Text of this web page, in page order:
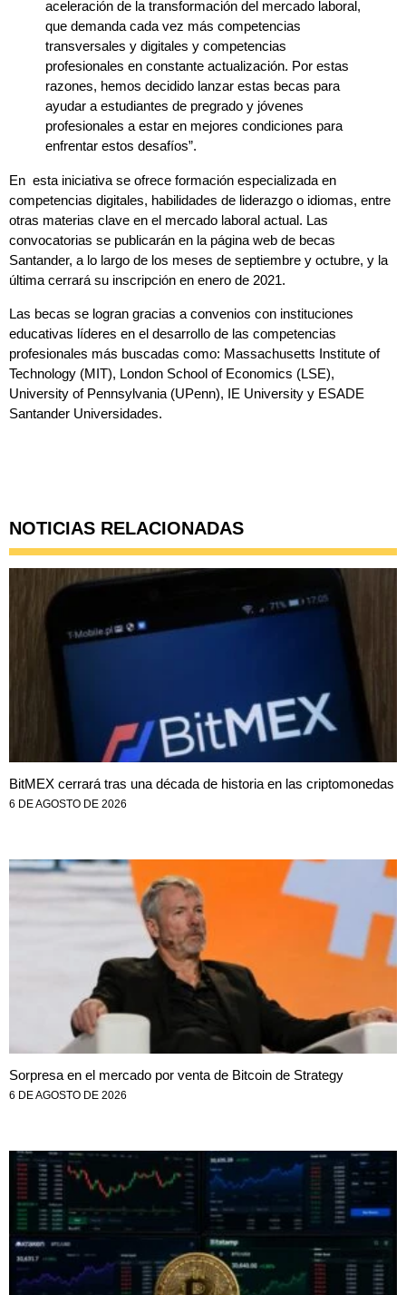
aceleración de la transformación del mercado laboral,
que demanda cada vez más competencias
transversales y digitales y competencias
profesionales en constante actualización. Por estas
razones, hemos decidido lanzar estas becas para
ayudar a estudiantes de pregrado y jóvenes
profesionales a estar en mejores condiciones para
enfrentar estos desafíos”.
En esta iniciativa se ofrece formación especializada en
competencias digitales, habilidades de liderazgo o idiomas, entre
otras materias clave en el mercado laboral actual. Las
convocatorias se publicarán en la página web de becas
Santander, a lo largo de los meses de septiembre y octubre, y la
última cerrará su inscripción en enero de 2021.
Las becas se logran gracias a convenios con instituciones
educativas líderes en el desarrollo de las competencias
profesionales más buscadas como: Massachusetts Institute of
Technology (MIT), London School of Economics (LSE),
University of Pennsylvania (UPenn), IE University y ESADE
Santander Universidades.
NOTICIAS RELACIONADAS
BitMEX cerrará tras una década de historia en las criptomonedas
6 DE AGOSTO DE 2026
Sorpresa en el mercado por venta de Bitcoin de Strategy
6 DE AGOSTO DE 2026